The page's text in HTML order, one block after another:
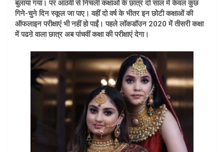
बुलाया गया। पर आठवीं से निचली कक्षाओं के छात्र दो साल में केवल कुछ
गिने-चुने दिन स्कूल जा पाए। वहीं दो वर्ष के भीतर इन छोटी कक्षाओं की
ऑफलाइन परीक्षाएं भी नहीं हो पाईं। पहले लॉकडॉउन 2020 में तीसरी कक्षा
में पढऩे वाला छात्र अब पांचवीं कक्षा की परीक्षाएं देगा।